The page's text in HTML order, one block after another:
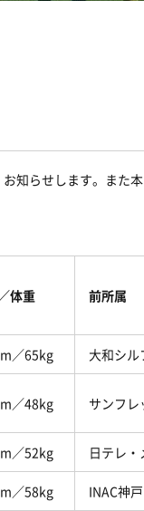
知らせします。また
体重 前所属
／65kg 大和シル
／48kg サンフレ
／52kg 日テレ・
／58kg INAC神